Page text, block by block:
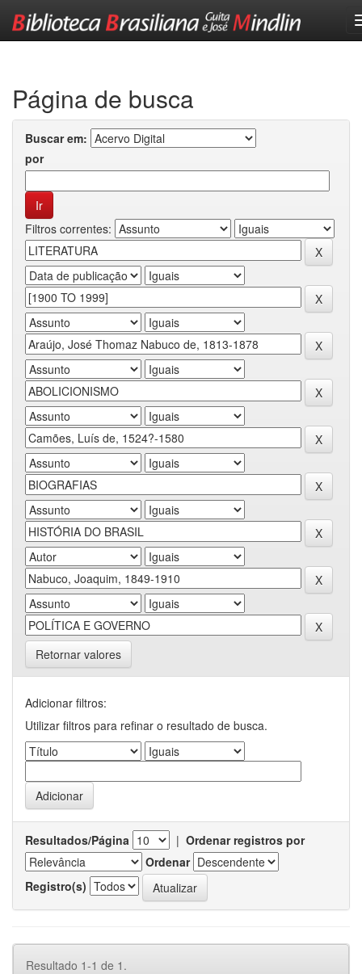
Página de busca
Buscar em:
por
Filtros correntes:
Retornar valores
Adicionar filtros:
Utilizar filtros para refinar o resultado de busca.
Resultados/Página | Ordenar registros por
Ordenar
Registro(s)
Resultado 1-1 de 1.